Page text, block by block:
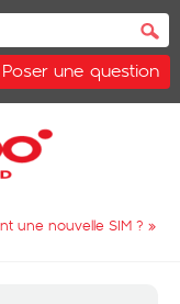
Poser une question
une nouvelle SIM ? »